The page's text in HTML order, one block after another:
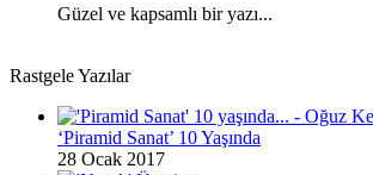
Güzel ve kapsamlı bir yazı...
Rastgele Yazılar
‘Piramid Sanat’ 10 Yaşında
28 Ocak 2017